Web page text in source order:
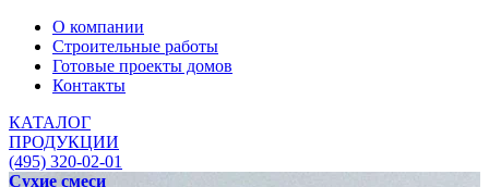
О компании
Строительные работы
Готовые проекты домов
Контакты
КАТАЛОГ
ПРОДУКЦИИ
(495) 320-02-01
Сухие смеси